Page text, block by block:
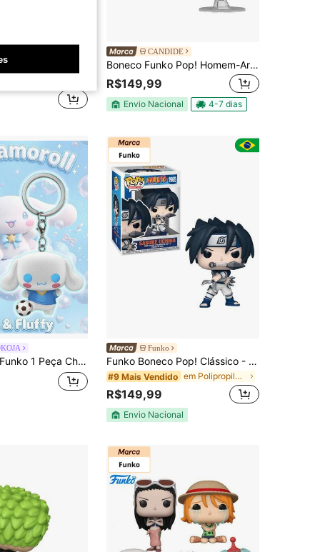
- Ideia para Presente - Produtos Oficiais - Vídeo para Fãs - Figura Modelo para Colecionadores e Exibição
CANDIDE
Boneco Funko Pop! Homem-Aranha: Um Novo Dia - Homem-Aranha com Teia
R$149,99
Envio Nacional 4-7 dias
Funko 1 Peça Chaveiro Figura Pocket POP Sanrio Cinnamoroll com Bola de Futebol, Pingente de Vinil de Cachorrinho Branco Fofo, Design de Camisa Azul, Colecionável na Caixa para Bolsa, Mochila, Chaves e Exibição em Prateleira
Funko
Funko Boneco Pop! Clássico - Sasuke
#9 Mais Vendido em Polipropileno Brinquedos colecionáveis
R$149,99
Envio Nacional